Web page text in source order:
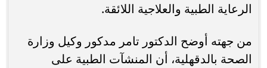
الرعاية الطبية والعلاجية اللائقة.
من جهته أوضح الدكتور تامر مدكور وكيل وزارة
الصحة بالدقهلية، أن المنشآت الطبية على